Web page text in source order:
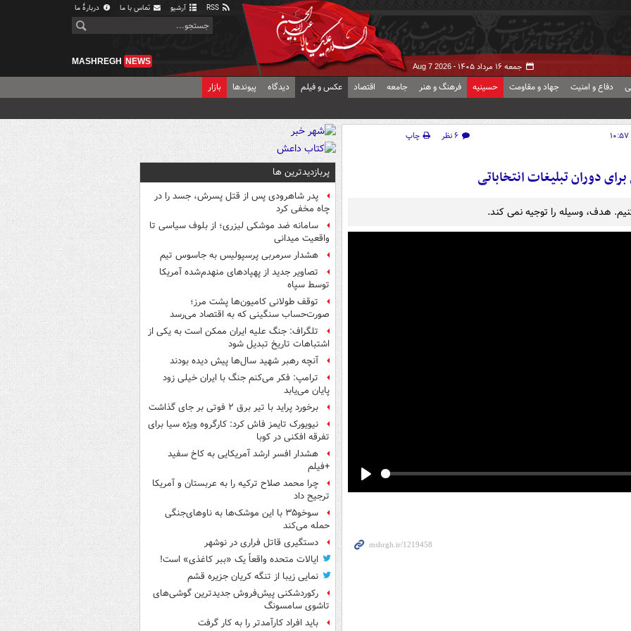
آرشیو تماس با ما دربارهٔ ما
جمعه ۱۶ مرداد ۱۴۰۵ - Aug 7 2026
MASHREGH NEWS
دفاع و امنیت جهاد و مقاومت حسینیه فرهنگ و هنر جامعه اقتصاد عکس و فیلم دیدگاه پیوندها بازار
۶ نظر
چاپ
دوران تبلیغات انتخاباتی
هدف، وسیله را توجیه نمی کند.
پربازدیدترین ها
پدر شاهرودی پس از قتل پسرش، جسد را در
چاه مخفی کرد
سامانه ضد موشکی لیزری؛ از بلوف سیاسی تا
واقعیت میدانی
هشدار سرمربی پرسپولیس به جاسوس تیم
تصاویر جدید از پهپادهای منهدم‌شده آمریکا
توسط سپاه
توقف طولانی کامیون‌ها پشت مرز؛
صورت‌حساب سنگینی که به اقتصاد می‌رسد
تلگراف: جنگ علیه ایران ممکن است به یکی از
اشتباهات تاریخ تبدیل شود
آنچه رهبر شهید سال‌ها پیش دیده بودند
ترامپ: فکر می‌کنم جنگ با ایران خیلی زود
پایان می‌یابد
برخورد پراید با تیر برق ۲ فوتی بر جای گذاشت
نیویورک تایمز فاش کرد: کارگروه ویژه سیا برای
تفرقه افکنی در کوبا
هشدار افسر ارشد آمریکایی به کاخ سفید
+فیلم
چرا محمد صلاح ترکیه را به عربستان و آمریکا
ترجیح داد
سوخو۳۵ با این موشک‌ها به ناوهای‌جنگی
حمله می‌کند
دستگیری قاتل فراری در نوشهر
ایالات متحده واقعاً یک «ببر کاغذی» است!
نمایی زیبا از تنگه کریان جزیره قشم
رکوردشکنی پیش‌فروش جدیدترین گوشی‌های
تاشوی سامسونگ
باید افراد کارآمدتر را به کار گرفت